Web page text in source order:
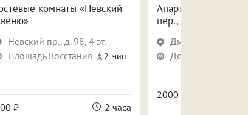
комнаты «Невский
Невский пр., д. 98, 4 эт.
Площадь Восстания
2 мин
₽ 2 часа
Апартаменты в
пер., 13
Дмитровский
Достоевская
2000 ₽